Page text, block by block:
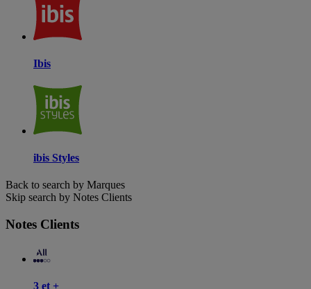
Ibis
ibis Styles
Back to search by Marques
Skip search by Notes Clients
Notes Clients
3 et +